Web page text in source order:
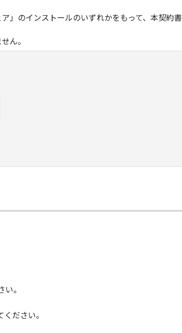
」のインストールのいずれかをもって、本契約書
ん。
を使用（本契約書においては、「本ソフトウェ
おいて表示すること、アクセスすること、もしく
して許諾します。お客様は、また「指定機器」に
に対して「本ソフトウェア」を使用させることが
かなる知的財産権も、明示たると黙示たるとを問
センブル、その他リバースエンジニアリング等
権表示を変更し、除去しもしくは削除してはな
。
ださい。